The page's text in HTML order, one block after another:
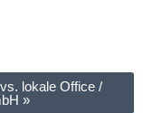
lokale Office /
»